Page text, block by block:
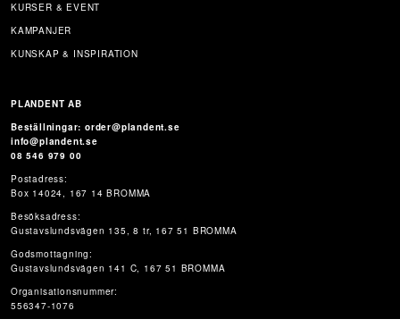
KURSER & EVENT
KAMPANJER
KUNSKAP & INSPIRATION
PLANDENT AB
Beställningar: order@plandent.se
info@plandent.se
08 546 979 00
Postadress:
Box 14024, 167 14 BROMMA
Besöksadress:
Gustavslundsvägen 135, 8 tr, 167 51 BROMMA
Godsmottagning:
Gustavslundsvägen 141 C, 167 51 BROMMA
Organisationsnummer:
556347-1076